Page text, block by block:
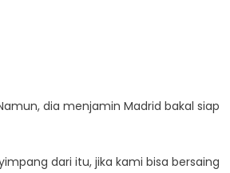
dia menjamin Madrid bakal siap
dari itu, jika kami bisa bersaing